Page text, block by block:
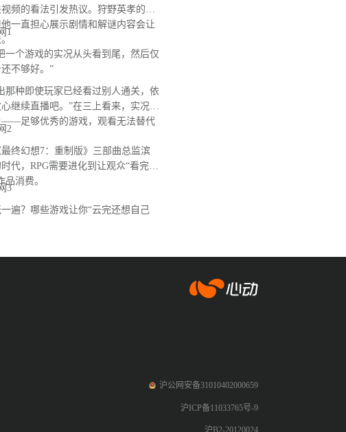
频的看法引发热议。狩野英孝的
一直担心展示剧情和解谜内容会让
个游戏的实况从头看到尾，然后仅
不够好。”
种即使玩家已经看过别人通关，依
继续直播吧。”在三上看来，实况视
——足够优秀的游戏，观看无法替代
幻想7：重制版》三部曲总监滨
代，RPG需要进化到让观众“看完后
消费。
？哪些游戏让你“云完还想自己
沪公网安备31010402000659
沪ICP备11033765号-9
爱游戏app体育